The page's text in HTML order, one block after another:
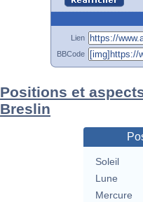
Lien
BBCode
Positions et
Breslin
Soleil
Lune
Mercure